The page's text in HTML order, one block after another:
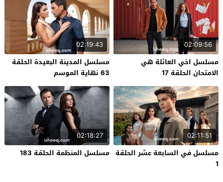
02:09:56
مسلسل اخي العائلة هي
الامتحان الحلقة 17
02:19:43
مسلسل المدينة البعيدة الحلقة
63 نهاية الموسم
02:11:51
مسلسل في السابعة عشر الحلقة
1
02:18:27
مسلسل المنظمة الحلقة 183